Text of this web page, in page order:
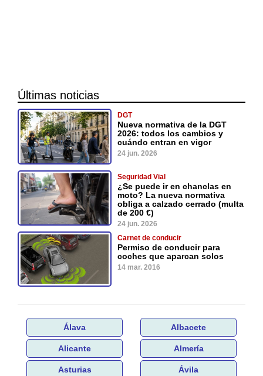
Últimas noticias
DGT
Nueva normativa de la DGT
2026: todos los cambios y
cuándo entran en vigor
24 jun. 2026
Seguridad Vial
¿Se puede ir en chanclas en
moto? La nueva normativa
obliga a calzado cerrado (multa
de 200 €)
24 jun. 2026
Carnet de conducir
Permiso de conducir para
coches que aparcan solos
14 mar. 2016
Álava Albacete
Alicante Almería
Asturias Ávila